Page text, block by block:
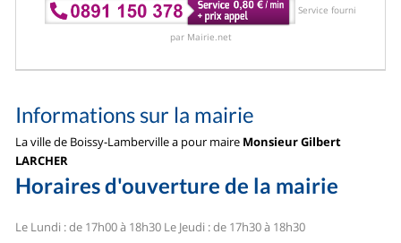
Service fourni
par Mairie.net
Informations sur la mairie
La ville de Boissy-Lamberville a pour maire Monsieur Gilbert
LARCHER
Horaires d'ouverture de la mairie
Le Lundi : de 17h00 à 18h30 Le Jeudi : de 17h30 à 18h30